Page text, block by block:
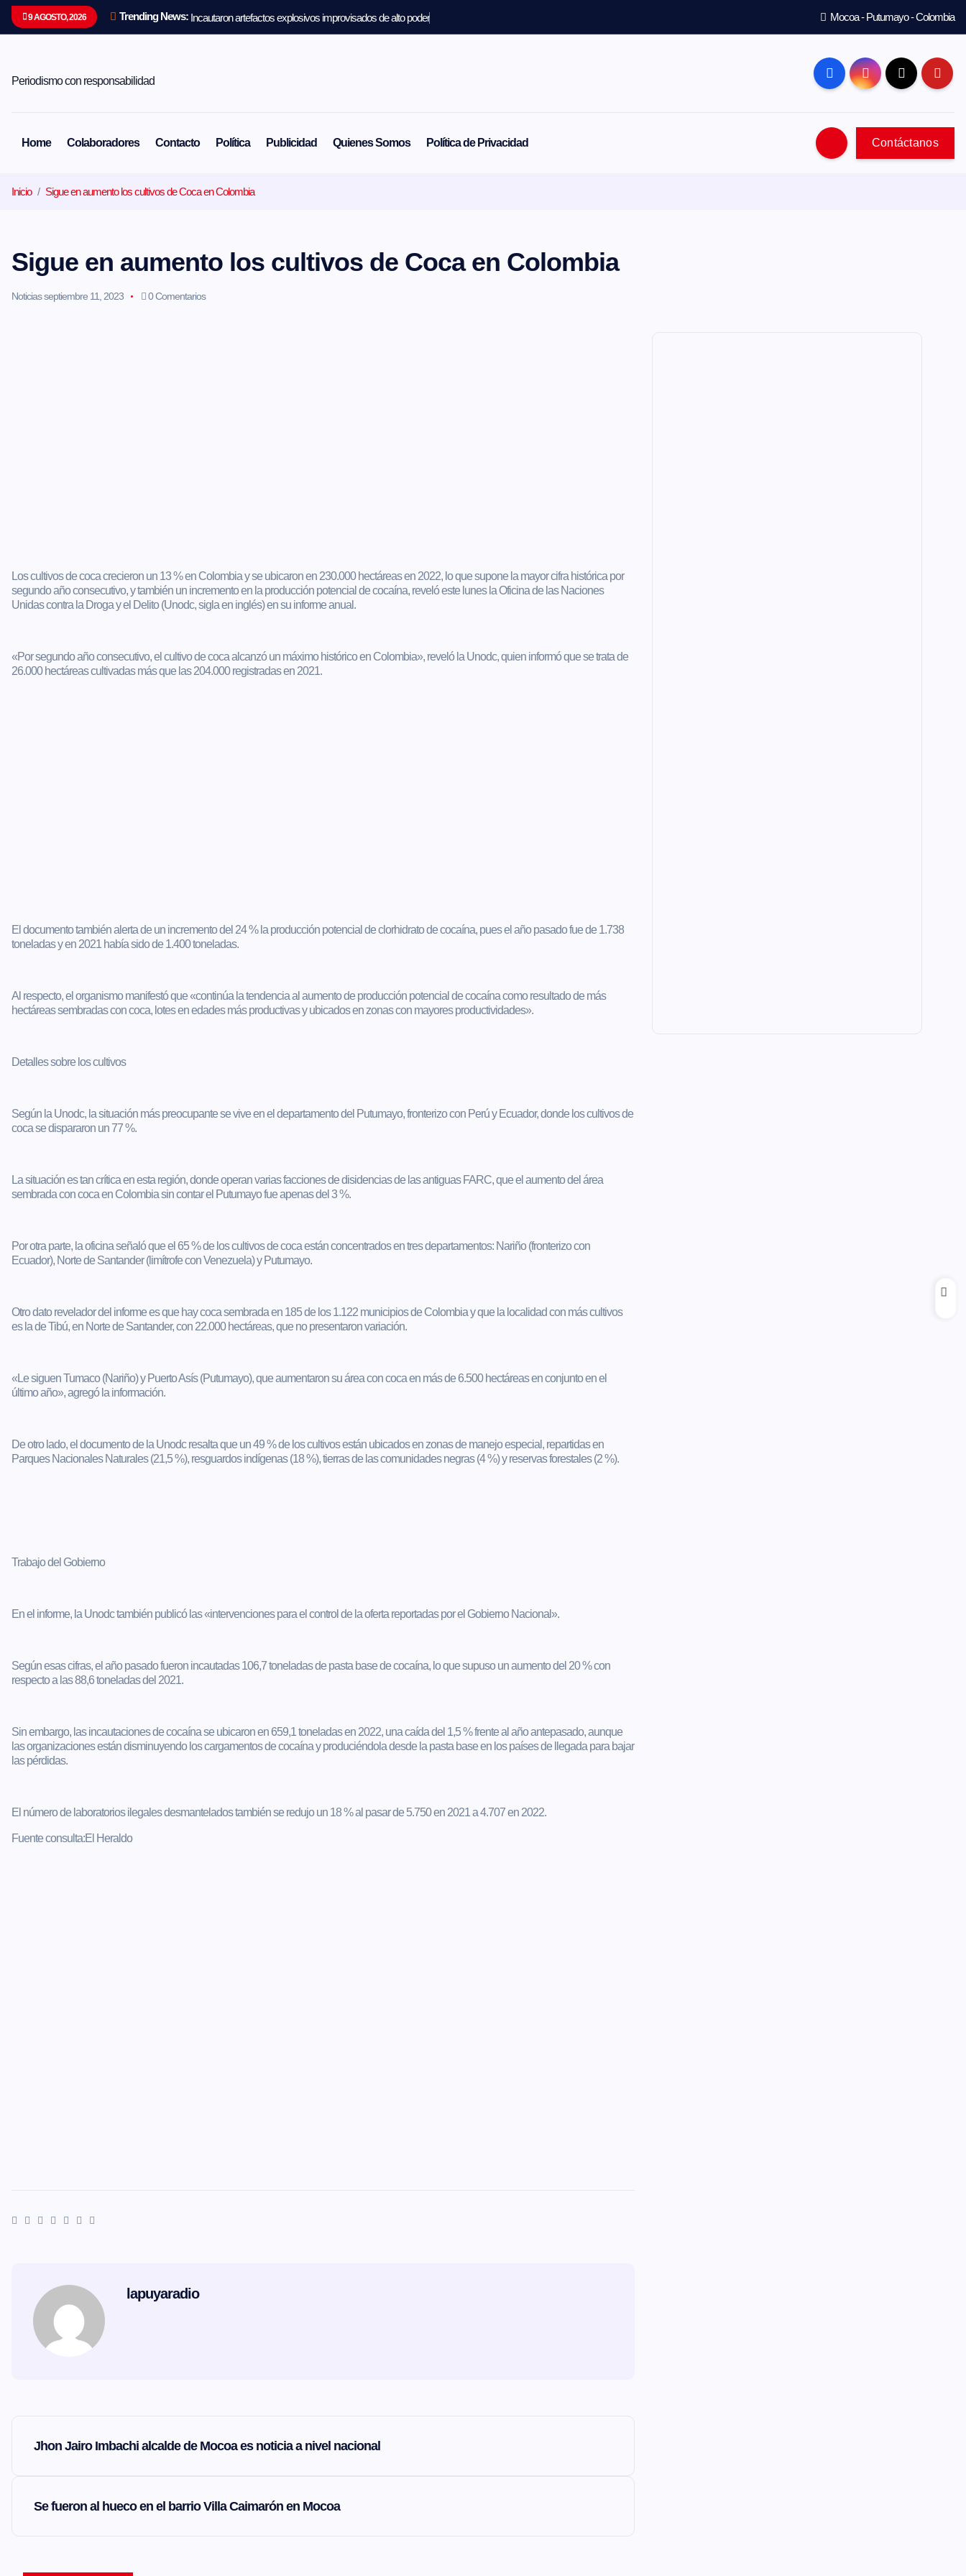
l
9 AGOSTO, 2026 Trending News: Incautaron artefactos explosivos improvisados de alto poder Mocoa - Putumayo - Colombia
Periodismo con responsabilidad
Home Colaboradores Contacto Política Publicidad Quienes Somos Política de Privacidad Contáctanos
Inicio Sigue en aumento los cultivos de Coca en Colombia
Sigue en aumento los cultivos de Coca en Colombia
Noticiasseptiembre 11, 2023 0 Comentarios
Los cultivos de coca crecieron un 13 % en Colombia y se ubicaron en 230.000 hectáreas en 2022, lo que supone la mayor cifra histórica por
segundo año consecutivo, y también un incremento en la producción potencial de cocaína, reveló este lunes la Oficina de las Naciones
Unidas contra la Droga y el Delito (Unodc, sigla en inglés) en su informe anual.
«Por segundo año consecutivo, el cultivo de coca alcanzó un máximo histórico en Colombia», reveló la Unodc, quien informó que se trata de
26.000 hectáreas cultivadas más que las 204.000 registradas en 2021.
El documento también alerta de un incremento del 24 % la producción potencial de clorhidrato de cocaína, pues el año pasado fue de 1.738
toneladas y en 2021 había sido de 1.400 toneladas.
Al respecto, el organismo manifestó que «continúa la tendencia al aumento de producción potencial de cocaína como resultado de más
hectáreas sembradas con coca, lotes en edades más productivas y ubicados en zonas con mayores productividades».
Detalles sobre los cultivos
Según la Unodc, la situación más preocupante se vive en el departamento del Putumayo, fronterizo con Perú y Ecuador, donde los cultivos de
coca se dispararon un 77 %.
La situación es tan crítica en esta región, donde operan varias facciones de disidencias de las antiguas FARC, que el aumento del área
sembrada con coca en Colombia sin contar el Putumayo fue apenas del 3 %.
Por otra parte, la oficina señaló que el 65 % de los cultivos de coca están concentrados en tres departamentos: Nariño (fronterizo con
Ecuador), Norte de Santander (limítrofe con Venezuela) y Putumayo.
Otro dato revelador del informe es que hay coca sembrada en 185 de los 1.122 municipios de Colombia y que la localidad con más cultivos
es la de Tibú, en Norte de Santander, con 22.000 hectáreas, que no presentaron variación.
«Le siguen Tumaco (Nariño) y Puerto Asís (Putumayo), que aumentaron su área con coca en más de 6.500 hectáreas en conjunto en el
último año», agregó la información.
De otro lado, el documento de la Unodc resalta que un 49 % de los cultivos están ubicados en zonas de manejo especial, repartidas en
Parques Nacionales Naturales (21,5 %), resguardos indígenas (18 %), tierras de las comunidades negras (4 %) y reservas forestales (2 %).
Trabajo del Gobierno
En el informe, la Unodc también publicó las «intervenciones para el control de la oferta reportadas por el Gobierno Nacional».
Según esas cifras, el año pasado fueron incautadas 106,7 toneladas de pasta base de cocaína, lo que supuso un aumento del 20 % con
respecto a las 88,6 toneladas del 2021.
Sin embargo, las incautaciones de cocaína se ubicaron en 659,1 toneladas en 2022, una caída del 1,5 % frente al año antepasado, aunque
las organizaciones están disminuyendo los cargamentos de cocaína y produciéndola desde la pasta base en los países de llegada para bajar
las pérdidas.
El número de laboratorios ilegales desmantelados también se redujo un 18 % al pasar de 5.750 en 2021 a 4.707 en 2022.
Fuente consulta:El Heraldo
lapuyaradio
Jhon Jairo Imbachi alcalde de Mocoa es noticia a nivel nacional
Se fueron al hueco en el barrio Villa Caimarón en Mocoa